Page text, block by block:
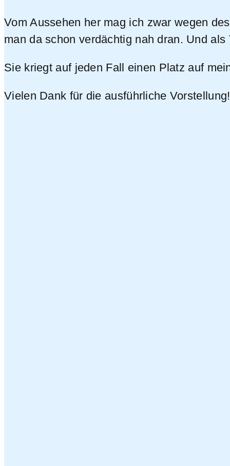
Vom Aussehen her mag ich zwar wegen
man da schon verdächtig nah dran. Und
Sie kriegt auf jeden Fall einen Platz auf
Vielen Dank für die ausführliche Vorstellung!